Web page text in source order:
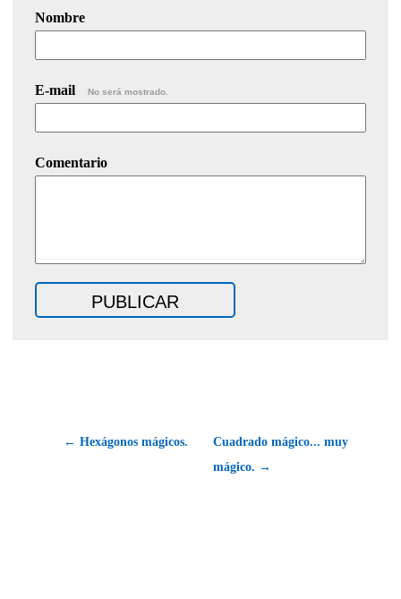
Nombre
E-mail No será mostrado.
Comentario
← Hexágonos mágicos.
Cuadrado mágico... muy
mágico. →